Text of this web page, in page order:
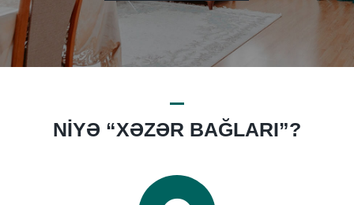
NIYƏ “XƏZƏR BAĞLARI”?